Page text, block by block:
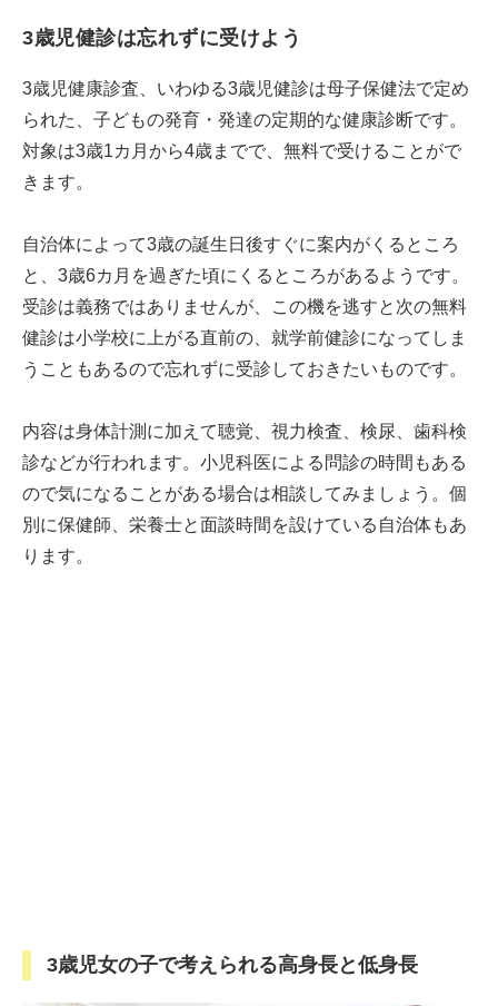
3歳児健診は忘れずに受けよう
3歳児健康診査、いわゆる3歳児健診は母子保健法で定め
られた、子どもの発育・発達の定期的な健康診断です。
対象は3歳1カ月から4歳までで、無料で受けることがで
きます。
自治体によって3歳の誕生日後すぐに案内がくるところ
と、3歳6カ月を過ぎた頃にくるところがあるようです。
受診は義務ではありませんが、この機を逃すと次の無料
健診は小学校に上がる直前の、就学前健診になってしま
うこともあるので忘れずに受診しておきたいものです。
内容は身体計測に加えて聴覚、視力検査、検尿、歯科検
診などが行われます。小児科医による問診の時間もある
ので気になることがある場合は相談してみましょう。個
別に保健師、栄養士と面談時間を設けている自治体もあ
ります。
3歳児女の子で考えられる高身長と低身長